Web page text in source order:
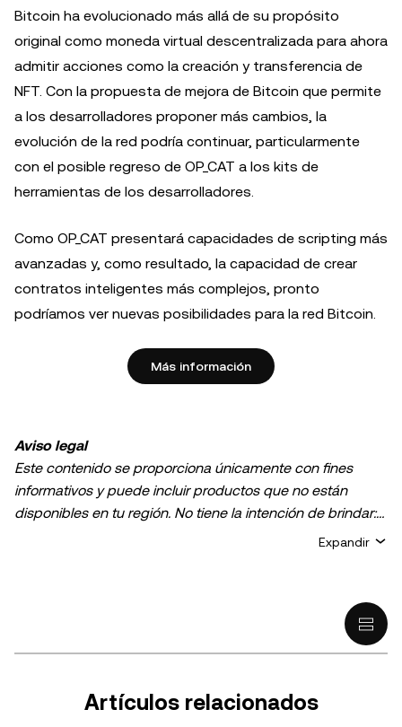
Bitcoin ha evolucionado más allá de su propósito
original como moneda virtual descentralizada para ahora
admitir acciones como la creación y transferencia de
NFT. Con la propuesta de mejora de Bitcoin que permite
a los desarrolladores proponer más cambios, la
evolución de la red podría continuar, particularmente
con el posible regreso de OP_CAT a los kits de
herramientas de los desarrolladores.
Como OP_CAT presentará capacidades de scripting más
avanzadas y, como resultado, la capacidad de crear
contratos inteligentes más complejos, pronto
podríamos ver nuevas posibilidades para la red Bitcoin.
Más información
Aviso legal
Este contenido se proporciona únicamente con fines
informativos y puede incluir productos que no están
disponibles en tu región. No tiene la intención de brindar:
(i) asesoramiento o recomendaciones de inversión, (ii)
contable, legal o fiscal. Los holdings de criptos o activos
digitales, incluidas las stablecoins, implican un riesgo alto
y pueden fluctuar considerablemente. Te recomendamos
digitales es adecuado para ti en función de tu situación
financiera. Consulta con un asesor legal, fiscal o de
Expandir
Artículos relacionados